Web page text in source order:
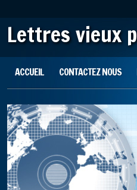
Lettres vieux
menu
ACCUEIL CONTACTEZ NOUS